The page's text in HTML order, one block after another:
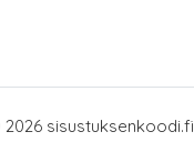
sisustuksenkoodi.fi